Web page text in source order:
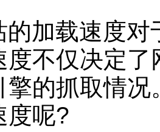
载速度对
度不仅决定
擎的抓取情
度呢?